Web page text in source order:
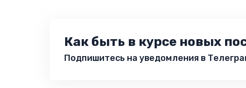
Как быть в курсе новых
Подпишитесь на уведомления в